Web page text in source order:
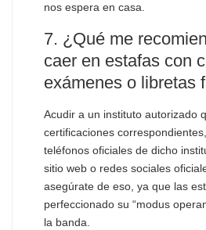
nos espera en casa.
7. ¿Qué me
caer en estafas con
exámenes o libretas
Acudir a un instituto autorizado
certificaciones
teléfonos oficiales de dicho
sitio web o redes sociales
asegúrate de eso, ya que las
perfeccionado su “modus
la banda.